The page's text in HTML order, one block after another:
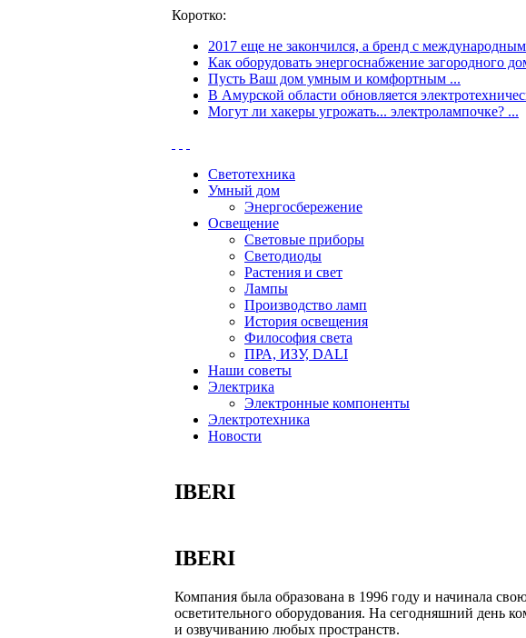
Коротко:
2017 еще не закончился, а бренд с
Как оборудовать энергоснабжение загородного
Пусть Ваш дом умным и комфортным ...
В Амурской области обновляется
Могут ли хакеры угрожать... электролампочке? ...
Светотехника
Умный дом
Энергосбережение
Освещение
Световые приборы
Светодиоды
Растения и свет
Лампы
Производство ламп
История освещения
Философия света
ПРА, ИЗУ, DALI
Наши советы
Электрика
Электронные компоненты
Электротехника
Новости
IBERI
IBERI
Компания была образована в 1996 году и начинала
осветительного оборудования. На сегодняшний день
и озвучиванию любых пространств.